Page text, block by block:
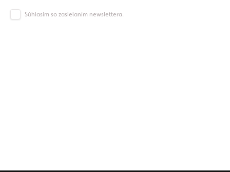
Súhlasím so zasielaním newslettera.